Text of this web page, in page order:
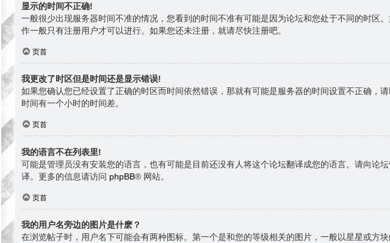
显示的时间不正确!
一般很少出现服务器时间不准的情况，您看到的时间不准有可能是因为论坛和您处于不同的时
作一般只有注册用户才可以进行。如果您还未注册，就请尽快注册吧。
页首
我更改了时区但是时间还是显示错误!
如果您确认您已经设置了正确的时区而时间依然错误，那就有可能是服务器的时间设置不正确
时间有一个小时的时间差。
页首
我的语言不在列表里!
可能是管理员没有安装您的语言，也有可能是目前还没有人将这个论坛翻译成您的语言。请向
译。更多的信息请访问 phpBB® 网站。
页首
我的用户名旁边的图片是什麽？
在浏览帖子时，用户名下可能会有两种图标。第一个是和您的等级相关的图片，一般以星星或方